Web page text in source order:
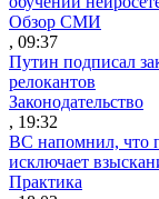
Обзор СМИ
, 09:37
Путин подписал
релокантов
Законодательство
, 19:32
ВС напомнил, что
исключает
Практика